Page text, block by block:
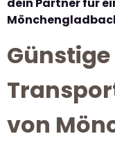
Günstige
von